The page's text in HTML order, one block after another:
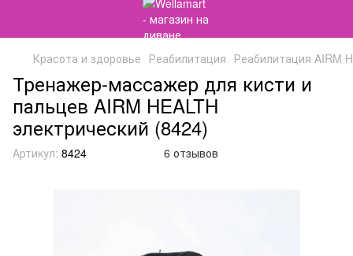
Красота и здоровье Реабилитация Реабилитация AIRM
Тренажер-массажер для кисти и
пальцев AIRM HEALTH
электрический (8424)
Артикул: 8424 6 отзывов